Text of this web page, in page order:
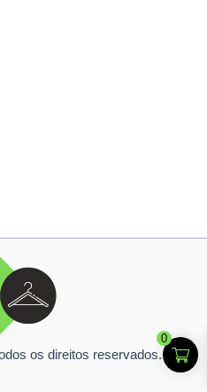
os direitos reservados.
0